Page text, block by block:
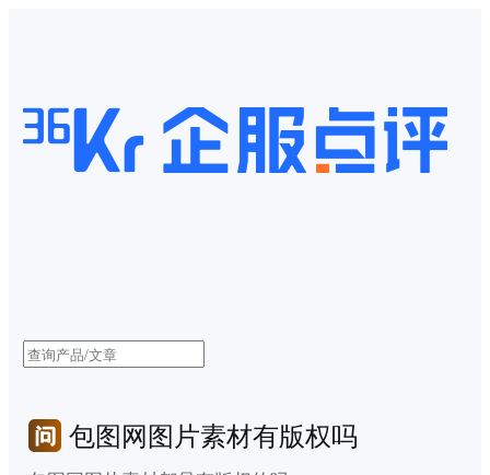
包图网图片素材有版权吗